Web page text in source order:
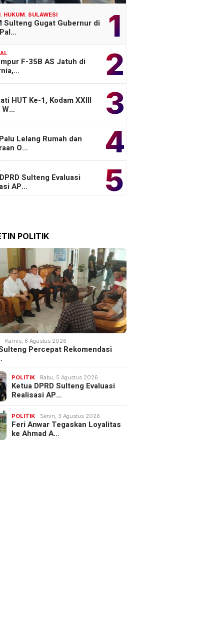
1
HUKUM SULAWESI
Sulteng Gugat Gubernur di
2
F-35B AS Jatuh di
3
HUT Ke-1, Kodam XXIII
W…
4
Lelang Rumah dan
O…
5
Sulteng Evaluasi
AP…
POLITIK
Kamis, 6 Agustus 2026
Percepat Rekomendasi
POLITIK Rabu, 5 Agustus 2026
Ketua DPRD Sulteng Evaluasi
Realisasi AP…
POLITIK Senin, 3 Agustus 2026
Feri Anwar Tegaskan Loyalitas
ke Ahmad A…